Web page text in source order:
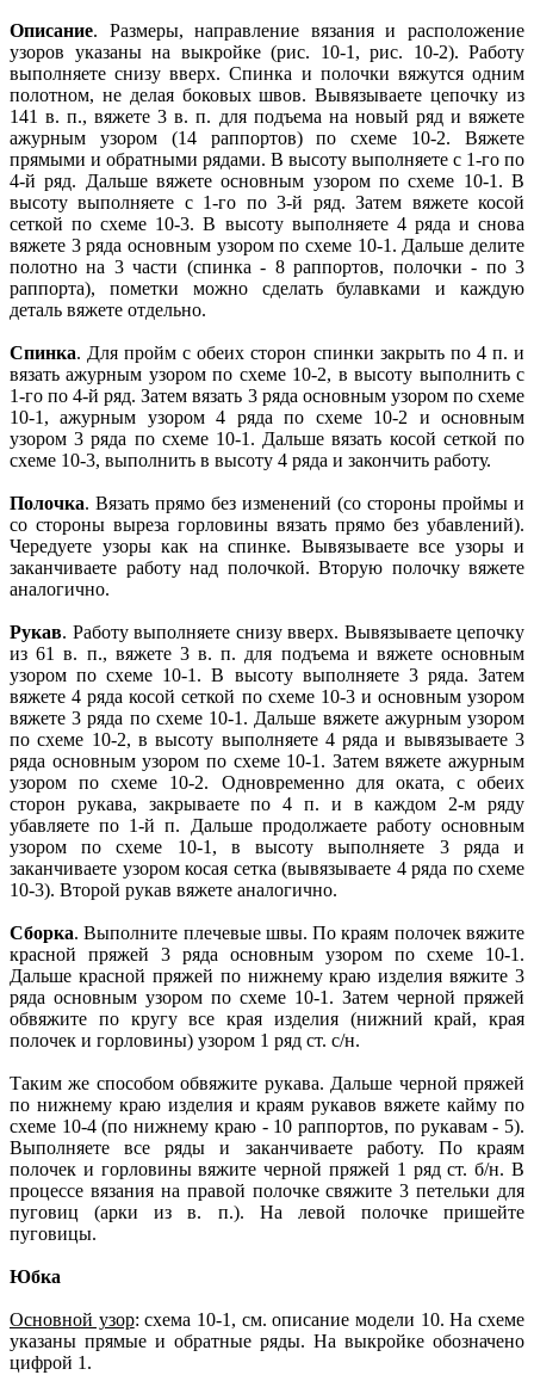
Описание. Размеры, направление вязания и расположение
узоров указаны на выкройке (рис. 10-1, рис. 10-2). Работу
выполняете снизу вверх. Спинка и полочки вяжутся одним
полотном, не делая боковых швов. Вывязываете цепочку из
141 в. п., вяжете 3 в. п. для подъема на новый ряд и вяжете
ажурным узором (14 раппортов) по схеме 10-2. Вяжете
прямыми и обратными рядами. В высоту выполняете с 1-го по
4-й ряд. Дальше вяжете основным узором по схеме 10-1. В
высоту выполняете с 1-го по 3-й ряд. Затем вяжете косой
сеткой по схеме 10-3. В высоту выполняете 4 ряда и снова
вяжете 3 ряда основным узором по схеме 10-1. Дальше делите
полотно на 3 части (спинка - 8 раппортов, полочки - по 3
раппорта), пометки можно сделать булавками и каждую
деталь вяжете отдельно.
Спинка. Для пройм с обеих сторон спинки закрыть по 4 п. и
вязать ажурным узором по схеме 10-2, в высоту выполнить с
1-го по 4-й ряд. Затем вязать 3 ряда основным узором по схеме
10-1, ажурным узором 4 ряда по схеме 10-2 и основным
узором 3 ряда по схеме 10-1. Дальше вязать косой сеткой по
схеме 10-3, выполнить в высоту 4 ряда и закончить работу.
Полочка. Вязать прямо без изменений (со стороны проймы и
со стороны выреза горловины вязать прямо без убавлений).
Чередуете узоры как на спинке. Вывязываете все узоры и
заканчиваете работу над полочкой. Вторую полочку вяжете
аналогично.
Рукав. Работу выполняете снизу вверх. Вывязываете цепочку
из 61 в. п., вяжете 3 в. п. для подъема и вяжете основным
узором по схеме 10-1. В высоту выполняете 3 ряда. Затем
вяжете 4 ряда косой сеткой по схеме 10-3 и основным узором
вяжете 3 ряда по схеме 10-1. Дальше вяжете ажурным узором
по схеме 10-2, в высоту выполняете 4 ряда и вывязываете 3
ряда основным узором по схеме 10-1. Затем вяжете ажурным
узором по схеме 10-2. Одновременно для оката, с обеих
сторон рукава, закрываете по 4 п. и в каждом 2-м ряду
убавляете по 1-й п. Дальше продолжаете работу основным
узором по схеме 10-1, в высоту выполняете 3 ряда и
заканчиваете узором косая сетка (вывязываете 4 ряда по схеме
10-3). Второй рукав вяжете аналогично.
Сборка. Выполните плечевые швы. По краям полочек вяжите
красной пряжей 3 ряда основным узором по схеме 10-1.
Дальше красной пряжей по нижнему краю изделия вяжите 3
ряда основным узором по схеме 10-1. Затем черной пряжей
обвяжите по кругу все края изделия (нижний край, края
полочек и горловины) узором 1 ряд ст. с/н.
Таким же способом обвяжите рукава. Дальше черной пряжей
по нижнему краю изделия и краям рукавов вяжете кайму по
схеме 10-4 (по нижнему краю - 10 раппортов, по рукавам - 5).
Выполняете все ряды и заканчиваете работу. По краям
полочек и горловины вяжите черной пряжей 1 ряд ст. б/н. В
процессе вязания на правой полочке свяжите 3 петельки для
пуговиц (арки из в. п.). На левой полочке пришейте
пуговицы.
Юбка
Основной узор: схема 10-1, см. описание модели 10. На схеме
указаны прямые и обратные ряды. На выкройке обозначено
цифрой 1.